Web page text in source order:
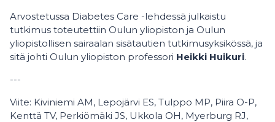
Arvostetussa Diabetes Care -lehdessä julkaistu
tutkimus toteutettiin Oulun yliopiston ja Oulun
yliopistollisen sairaalan sisätautien tutkimusyksikössä, ja
sitä johti Oulun yliopiston professori Heikki Huikuri.
---
Viite: Kiviniemi AM, Lepojärvi ES, Tulppo MP, Piira O-P,
Kenttä TV, Perkiömäki JS, Ukkola OH, Myerburg RJ,